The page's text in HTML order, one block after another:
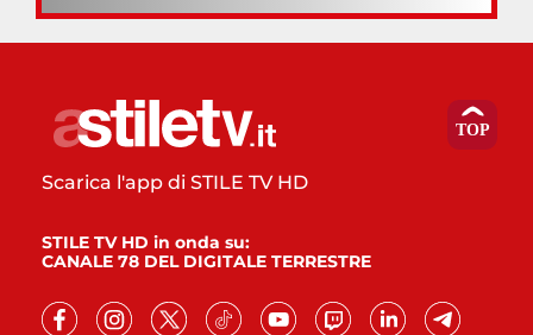
Scarica l'app di STILE TV HD
STILE TV HD in onda su:
CANALE 78 DEL DIGITALE TERRESTRE